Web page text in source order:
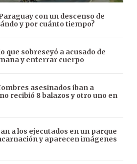
con un descenso de
y por cuánto tiempo?
que sobreseyó a acusado de
y enterrar cuerpo
asesinados iban a
recibió 8 balazos y otro uno en
a los ejecutados en un parque
y aparecen imágenes